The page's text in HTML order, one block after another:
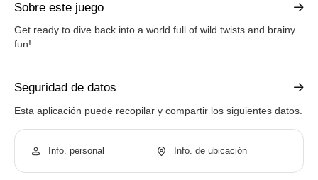
Sobre este juego
Get ready to dive back into a world full of wild twists and brainy
fun!
Seguridad de datos
Esta aplicación puede recopilar y compartir los siguientes datos.
Info. personal Info. de ubicación